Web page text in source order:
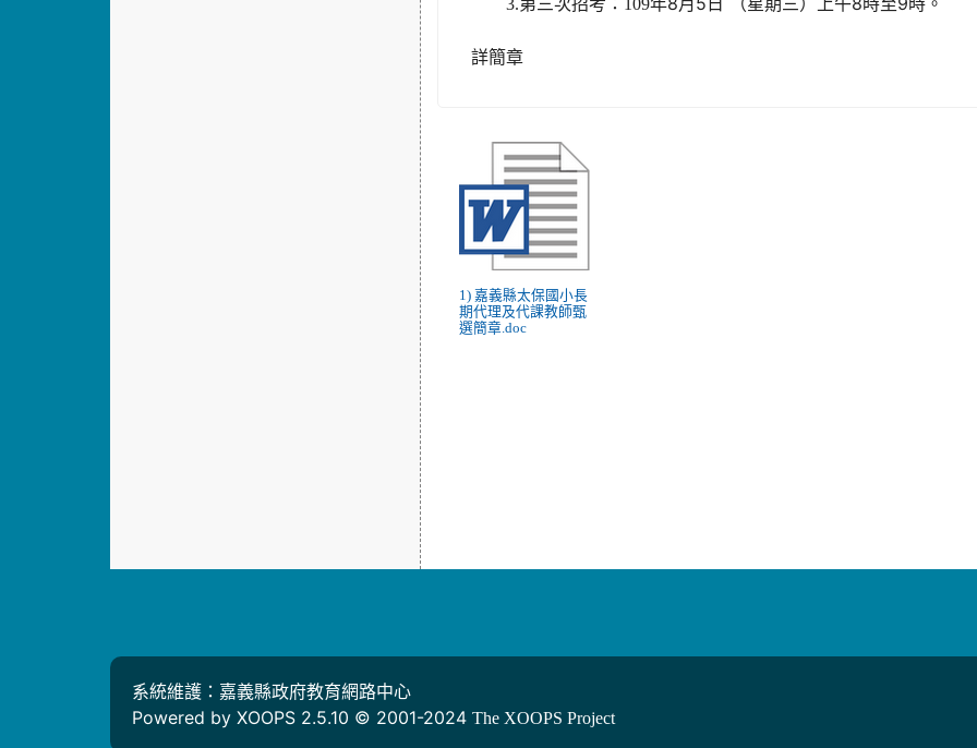
3.第三次招考：109
詳簡章
1) 嘉義縣太保國小長
期代理及代課教師甄
選簡章.doc
系統維護：嘉義縣政府教育網路中心
Powered by XOOPS 2.5.10 © 2001-2024 The XOOPS Project